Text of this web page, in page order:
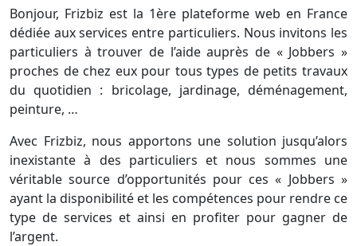
Bonjour, Frizbiz est la 1ère plateforme web en France
dédiée aux services entre particuliers. Nous invitons les
particuliers à trouver de l’aide auprès de « Jobbers »
proches de chez eux pour tous types de petits travaux
du quotidien : bricolage, jardinage, déménagement,
peinture, …
Avec Frizbiz, nous apportons une solution jusqu’alors
inexistante à des particuliers et nous sommes une
véritable source d’opportunités pour ces « Jobbers »
ayant la disponibilité et les compétences pour rendre ce
type de services et ainsi en profiter pour gagner de
l’argent.